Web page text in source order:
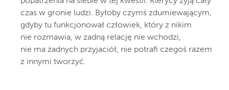
czas w gronie ludzi. Byłoby czymś zdumiewającym,
gdyby tu funkcjonował człowiek, który z nikim
nie rozmawia, w żadną relację nie wchodzi,
nie ma żadnych przyjaciół, nie potrafi czegoś razem
z innymi tworzyć.